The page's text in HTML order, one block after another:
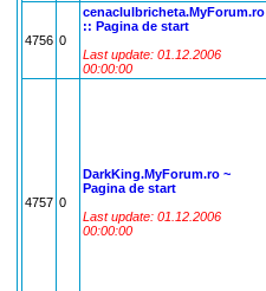
4756 0
cenaclulbricheta.MyForum.ro
:: Pagina de start
Last update: 01.12.2006
00:00:00
4757 0
DarkKing.MyForum.ro ~
Pagina de start
Last update: 01.12.2006
00:00:00